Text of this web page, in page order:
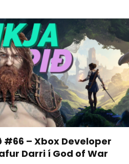
#66 – Xbox Developer
Darri í God of War